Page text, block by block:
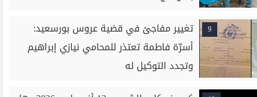
9
تغيير مفاجئ في قضية عروس بورسعيد:
أسرّة فاطمة تعتذر للمحامي نيازي إبراهيم
وتجدد التوكيل له